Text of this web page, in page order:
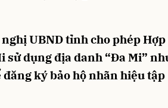
UBND tỉnh cho phép Hợp
sử dụng địa danh “Đa Mi”
ký bảo hộ nhãn hiệu tập